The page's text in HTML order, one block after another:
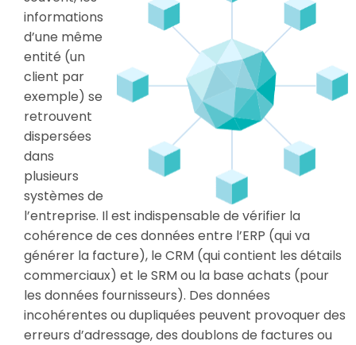
informations
d’une même
entité (un
client par
exemple) se
retrouvent
dispersées
dans
plusieurs
systèmes de
l’entreprise. Il est indispensable de vérifier la
cohérence de ces données entre l’ERP (qui va
générer la facture), le CRM (qui contient les détails
commerciaux) et le SRM ou la base achats (pour
les données fournisseurs). Des données
incohérentes ou dupliquées peuvent provoquer des
erreurs d’adressage, des doublons de factures ou